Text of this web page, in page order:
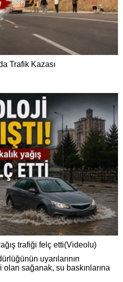
Trafik Kazası
trafiği felç etti(Videolu)
uyarılarının
olan sağanak, su baskınlarına